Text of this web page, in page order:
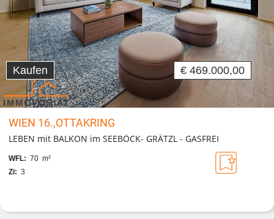
Kaufen € 469.000,00
WIEN 16.,OTTAKRING
LEBEN mit BALKON im SEEBÖCK- GRÄTZL - GASFREI
WFL: 70 m²
Zi: 3